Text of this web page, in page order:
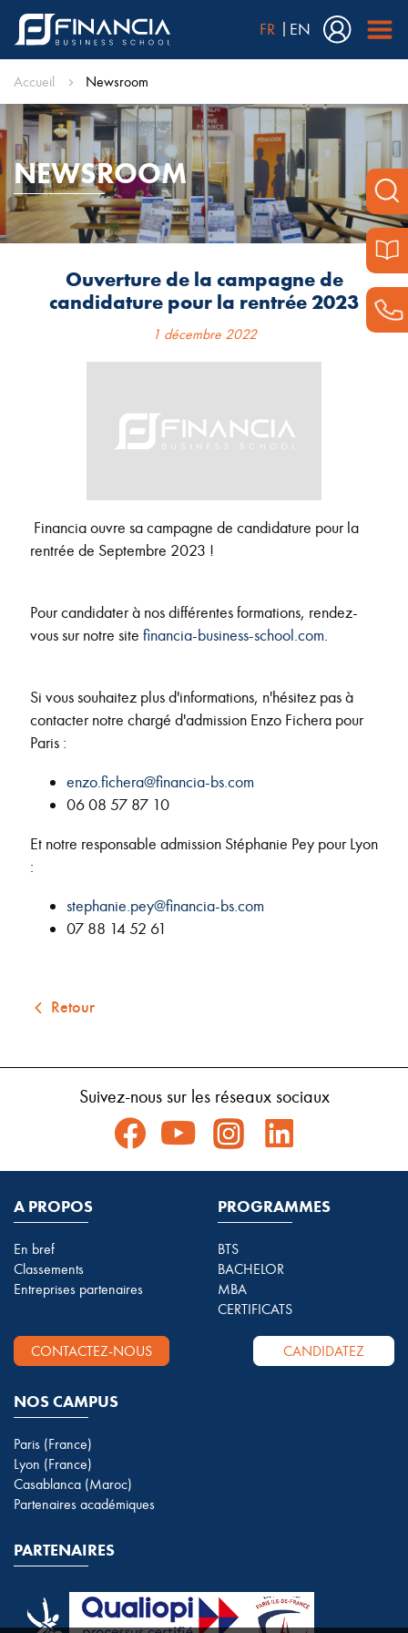
FR EN
Accueil Newsroom
NEWSROOM
Ouverture de la campagne de
candidature pour la rentrée 2023
1 décembre 2022
Financia ouvre sa campagne de candidature pour la
rentrée de Septembre 2023 !
Pour candidater à nos différentes formations, rendez-
vous sur notre site financia-business-school.com.
Si vous souhaitez plus d'informations, n'hésitez pas à
contacter notre chargé d'admission Enzo Fichera pour
Paris :
enzo.fichera@financia-bs.com
06 08 57 87 10
Et notre responsable admission Stéphanie Pey pour Lyon
:
stephanie.pey@financia-bs.com
07 88 14 52 61
Retour
Suivez-nous sur les réseaux sociaux
A PROPOS
En bref
Classements
Entreprises partenaires
PROGRAMMES
BTS
BACHELOR
MBA
CERTIFICATS
CONTACTEZ-NOUS CANDIDATEZ
NOS CAMPUS
Paris (France)
Lyon (France)
Casablanca (Maroc)
Partenaires académiques
PARTENAIRES